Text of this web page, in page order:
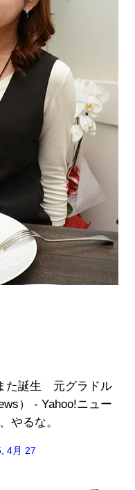
た誕生 元グラドル
） - Yahoo!ニュー
やるな。
4月 27